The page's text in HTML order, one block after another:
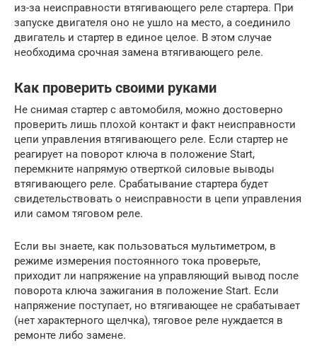
из-за неисправности втягивающего реле стартера. При
запуске двигателя оно не ушло на место, а соединило
двигатель и стартер в единое целое. В этом случае
необходима срочная замена втягивающего реле.
Как проверить своими руками
Не снимая стартер с автомобиля, можно достоверно
проверить лишь плохой контакт и факт неисправности
цепи управления втягивающего реле. Если стартер не
реагирует на поворот ключа в положение Start,
перемкните напрямую отверткой силовые выводы
втягивающего реле. Срабатывание стартера будет
свидетельствовать о неисправности в цепи управления
или самом тяговом реле.
Если вы знаете, как пользоваться мультиметром, в
режиме измерения постоянного тока проверьте,
приходит ли напряжение на управляющий вывод после
поворота ключа зажигания в положение Start. Если
напряжение поступает, но втягивающее не срабатывает
(нет характерного щелчка), тяговое реле нуждается в
ремонте либо замене.